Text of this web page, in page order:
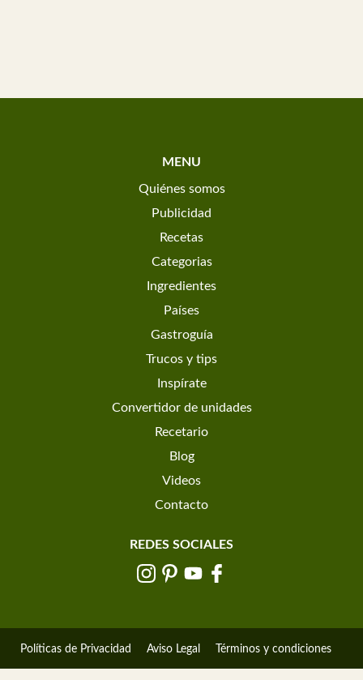
MENU
Quiénes somos
Publicidad
Recetas
Categorias
Ingredientes
Países
Gastroguía
Trucos y tips
Inspírate
Convertidor de unidades
Recetario
Blog
Videos
Contacto
REDES SOCIALES
Políticas de Privacidad Aviso Legal Términos y condiciones